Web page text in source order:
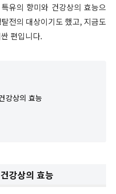
유의 향미와 건강상의 효능으
전의 대상이기도 했고, 지금도
편입니다.
강상의 효능
강상의 효능